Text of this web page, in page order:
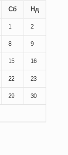
Сб Нд
1 2
8 9
15 16
22 23
29 30